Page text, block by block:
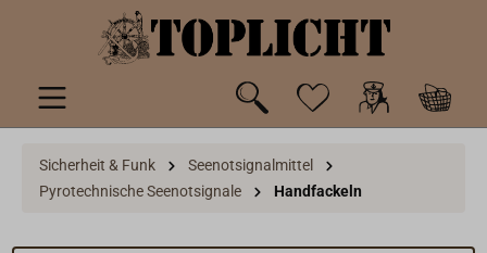
springen
Sicherheit & Funk
Seenotsignalmittel
Pyrotechnische Seenotsignale
Handfackeln